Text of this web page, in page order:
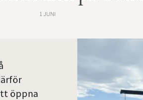
1 JUNI
öppna